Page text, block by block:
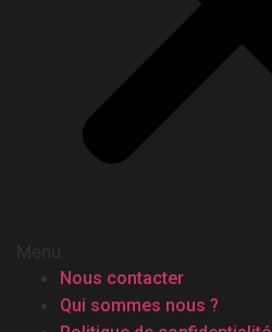
Menu
Nous contacter
Qui sommes nous ?